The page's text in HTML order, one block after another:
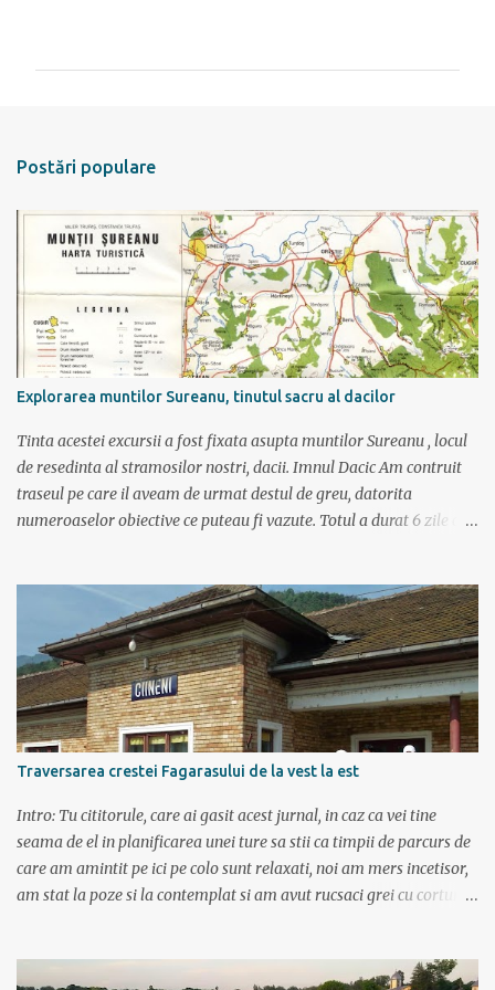
r
Postări populare
Explorarea muntilor Sureanu, tinutul sacru al dacilor
Tinta acestei excursii a fost fixata asupta muntilor Sureanu , locul
de resedinta al stramosilor nostri, dacii. Imnul Dacic Am contruit
traseul pe care il aveam de urmat destul de greu, datorita
numeroaselor obiective ce puteau fi vazute. Totul a durat 6 zile ca
plecam decat cu masina dacilor, ce-i drept restilizata si
imbunatatita, denumita acum Dacia Logan. Ne-am inarmat cu 3-4
harti si cu un plan bine documentat de vreo 15 pagini (cine il vrea
sa ridice mana sus). Am inghesuit cu greu rucsacii, corturile, sacii
de dormit si mancarea in masina.
Traversarea crestei Fagarasului de la vest la est
Intro: Tu cititorule, care ai gasit acest jurnal, in caz ca vei tine
seama de el in planificarea unei ture sa stii ca timpii de parcurs de
care am amintit pe ici pe colo sunt relaxati, noi am mers incetisor,
am stat la poze si la contemplat si am avut rucsaci grei cu corturi si
cuvenea ceva tare la munte, la altitudine, la aer curat. Si unde se